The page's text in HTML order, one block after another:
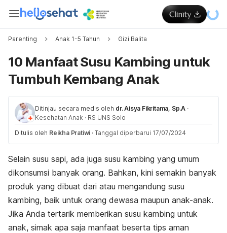
Parenting Anak 1-5 Tahun Gizi Balita
10 Manfaat Susu Kambing untuk
Tumbuh Kembang Anak
Ditinjau secara medis oleh dr. Aisya Fikritama, Sp.A ·
Kesehatan Anak · RS UNS Solo
Ditulis oleh Reikha Pratiwi · Tanggal diperbarui 17/07/2024
Selain susu sapi, ada juga susu kambing yang umum
dikonsumsi banyak orang. Bahkan, kini semakin banyak
produk yang dibuat dari atau mengandung susu
kambing, baik untuk orang dewasa maupun anak-anak.
Jika Anda tertarik memberikan susu kambing untuk
anak, simak apa saja manfaat beserta tips aman